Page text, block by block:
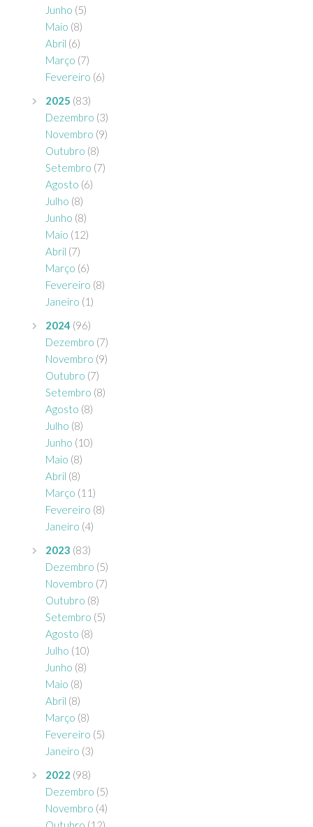
Junho (5)
Maio (8)
Abril (6)
Março (7)
Fevereiro (6)
2025 (83)
Dezembro (3)
Novembro (9)
Outubro (8)
Setembro (7)
Agosto (6)
Julho (8)
Junho (8)
Maio (12)
Abril (7)
Março (6)
Fevereiro (8)
Janeiro (1)
2024 (96)
Dezembro (7)
Novembro (9)
Outubro (7)
Setembro (8)
Agosto (8)
Julho (8)
Junho (10)
Maio (8)
Abril (8)
Março (11)
Fevereiro (8)
Janeiro (4)
2023 (83)
Dezembro (5)
Novembro (7)
Outubro (8)
Setembro (5)
Agosto (8)
Julho (10)
Junho (8)
Maio (8)
Abril (8)
Março (8)
Fevereiro (5)
Janeiro (3)
2022 (98)
Dezembro (5)
Novembro (4)